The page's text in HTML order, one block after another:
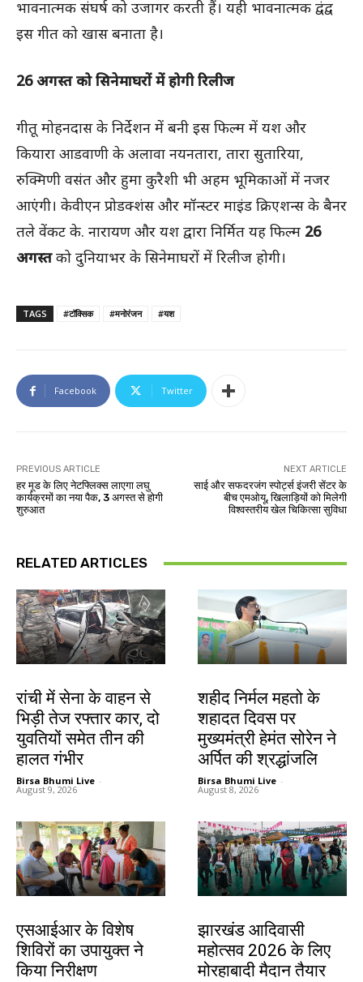
भावनात्मक संघर्ष को उजागर करती हैं। यही भावनात्मक द्वंद्व
इस गीत को खास बनाता है।
26 अगस्त को सिनेमाघरों में होगी रिलीज
गीतू मोहनदास के निर्देशन में बनी इस फिल्म में यश और
कियारा आडवाणी के अलावा नयनतारा, तारा सुतारिया,
रुक्मिणी वसंत और हुमा कुरैशी भी अहम भूमिकाओं में नजर
आएंगी। केवीएन प्रोडक्शंस और मॉन्स्टर माइंड क्रिएशन्स के बैनर
तले वेंकट के. नारायण और यश द्वारा निर्मित यह फिल्म 26
अगस्तको दुनियाभर के सिनेमाघरों में रिलीज होगी।
TAGS #टॉक्सिक #मनोरंजन #यश
Facebook Twitter
PREVIOUS ARTICLE
हर मूड के लिए नेटफ्लिक्स लाएगा लघु
कार्यक्रमों का नया पैक, 3 अगस्त से होगी
शुरुआत
NEXT ARTICLE
साई और सफदरजंग स्पोर्ट्स इंजरी सेंटर के
बीच एमओयू, खिलाड़ियों को मिलेगी
विश्वस्तरीय खेल चिकित्सा सुविधा
RELATED ARTICLES
रांची में सेना के वाहन से
भिड़ी तेज रफ्तार कार, दो
युवतियों समेत तीन की
हालत गंभीर
Birsa Bhumi Live -
August 9, 2026
शहीद निर्मल महतो के
शहादत दिवस पर
मुख्यमंत्री हेमंत सोरेन ने
अर्पित की श्रद्धांजलि
Birsa Bhumi Live -
August 8, 2026
एसआईआर के विशेष
शिविरों का उपायुक्त ने
किया निरीक्षण
झारखंड आदिवासी
महोत्सव 2026 के लिए
मोरहाबादी मैदान तैयार